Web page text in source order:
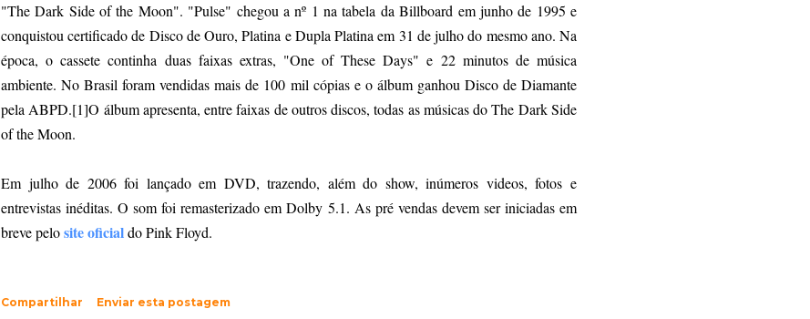
"The Dark Side of the Moon". "Pulse" chegou a nº 1 na tabela da Billboard em junho de 1995 e
conquistou certificado de Disco de Ouro, Platina e Dupla Platina em 31 de julho do mesmo ano. Na
época, o cassete continha duas faixas extras, "One of These Days" e 22 minutos de música
ambiente. No Brasil foram vendidas mais de 100 mil cópias e o álbum ganhou Disco de Diamante
pela ABPD.[1]O álbum apresenta, entre faixas de outros discos, todas as músicas do The Dark Side
of the Moon.
Em julho de 2006 foi lançado em DVD, trazendo, além do show, inúmeros videos, fotos e
entrevistas inéditas. O som foi remasterizado em Dolby 5.1. As pré vendas devem ser iniciadas em
breve pelosite oficialdo Pink Floyd.
Compartilhar
Enviar esta postagem